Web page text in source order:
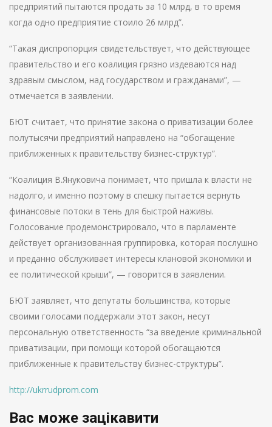
предприятий пытаются продать за 10 млрд, в то время
когда одно предприятие стоило 26 млрд”.
“Такая диспропорция свидетельствует, что действующее
правительство и его коалиция грязно издеваются над
здравым смыслом, над государством и гражданами”, —
отмечается в заявлении.
БЮТ считает, что принятие закона о приватизации более
полутысячи предприятий направлено на “обогащение
приближенных к правительству бизнес-структур”.
“Коалиция В.Януковича понимает, что пришла к власти не
надолго, и именно поэтому в спешку пытается вернуть
финансовые потоки в тень для быстрой наживы.
Голосование продемонстрировало, что в парламенте
действует организованная группировка, которая послушно
и преданно обслуживает интересы клановой экономики и
ее политической крыши”, — говорится в заявлении.
БЮТ заявляет, что депутаты большинства, которые
своими голосами поддержали этот закон, несут
персональную ответственность “за введение криминальной
приватизации, при помощи которой обогащаются
приближенные к правительству бизнес-структуры”.
http://ukrrudprom.com
Вас може зацікавити